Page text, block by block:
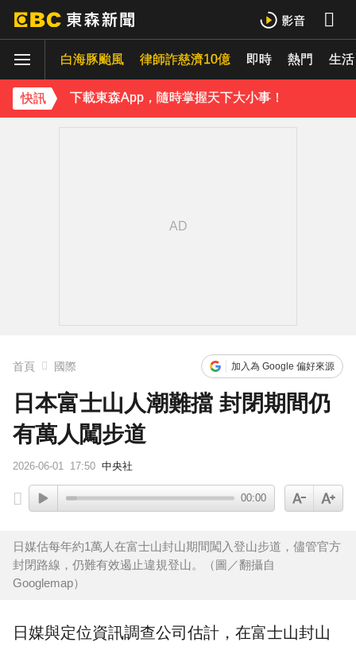
白海豚颱風 律師詐慈濟10億 即時 熱門 生活
快訊
《理財達人秀》X 安聯投信免費講座報名中！搶先卡位 2027
下載東森App，隨時掌握天下大小事！
首頁 國際 加入為 Google 偏好來源
日本富士山人潮難擋 封閉期間仍
有萬人闖步道
2026-06-01 17:50 中央社
00:00
日媒估每年約1萬人在富士山封山期間闖入登山步道，儘管官方
封閉路線，仍難有效遏止違規登山。（圖／翻攝自
Googlemap）
日媒與定位資訊調查公司估計，在富士山封山